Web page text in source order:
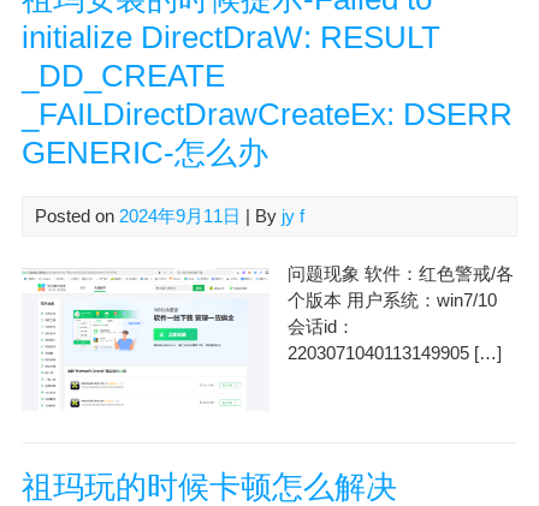
initialize DirectDraW: RESULT
_DD_CREATE
_FAILDirectDrawCreateEx: DSERR
GENERIC-怎么办
Posted on 2024年9月11日 | By jy f
问题现象 软件：红色警戒/各
个版本 用户系统：win7/10
会话id：
2203071040113149905 […]
祖玛玩的时候卡顿怎么解决